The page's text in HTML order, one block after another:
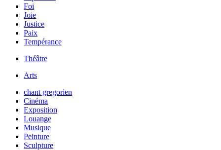
Foi
Joie
Justice
Paix
Tempérance
Théâtre
Arts
chant gregorien
Cinéma
Exposition
Louange
Musique
Peinture
Sculpture